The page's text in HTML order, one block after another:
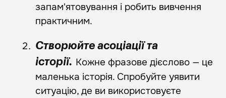
запам'ятовування і робить вивчення
практичним.
Створюйте асоціації та
історії. Кожне фразове дієслово — це
маленька історія. Спробуйте уявити
ситуацію, де ви використовуєте